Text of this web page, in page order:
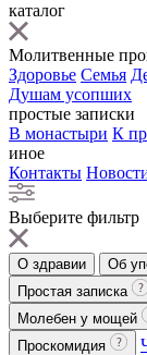
каталог
Молитвенные
Здоровье Семья
Душам усопших
простые записки
В монастыри К
иное
Контакты
Выберите фильтр
О здравии
Об
Простая записка
Молебен у мощей
Проскомидия